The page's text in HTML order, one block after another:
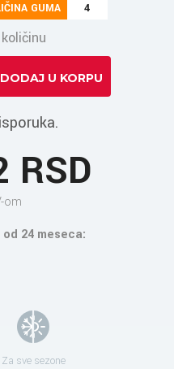
GUMA 4
RSD
om
24 meseca:
Za sve sezone